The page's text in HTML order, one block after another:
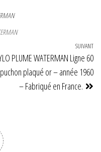
SUIVANT
PLUME WATERMAN Ligne 60
plaqué or – année 1960
– Fabriqué en France.